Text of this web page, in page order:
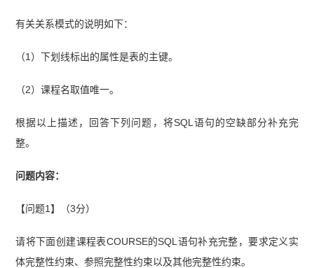
有关关系模式的说明如下：
（1）下划线标出的属性是表的主键。
（2）课程名取值唯一。
根据以上描述，回答下列问题，将SQL语句的空缺部分补充完
整。
问题内容：
【问题1】（3分）
请将下面创建课程表COURSE的SQL语句补充完整，要求定义实
体完整性约束、参照完整性约束以及其他完整性约束。